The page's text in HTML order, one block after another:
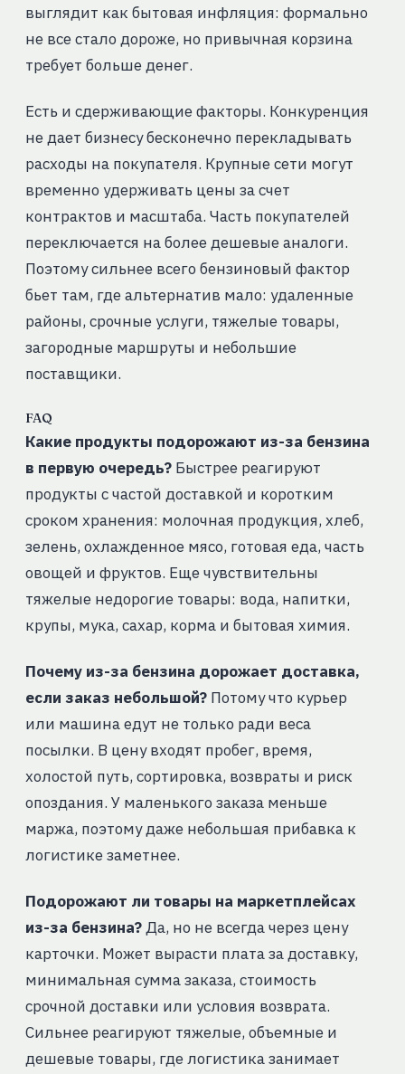
выглядит как бытовая инфляция: формально
не все стало дороже, но привычная корзина
требует больше денег.
Есть и сдерживающие факторы. Конкуренция
не дает бизнесу бесконечно перекладывать
расходы на покупателя. Крупные сети могут
временно удерживать цены за счет
контрактов и масштаба. Часть покупателей
переключается на более дешевые аналоги.
Поэтому сильнее всего бензиновый фактор
бьет там, где альтернатив мало: удаленные
районы, срочные услуги, тяжелые товары,
загородные маршруты и небольшие
поставщики.
FAQ
Какие продукты подорожают из-за бензина
в первую очередь?Быстрее реагируют
продукты с частой доставкой и коротким
сроком хранения: молочная продукция, хлеб,
зелень, охлажденное мясо, готовая еда, часть
овощей и фруктов. Еще чувствительны
тяжелые недорогие товары: вода, напитки,
крупы, мука, сахар, корма и бытовая химия.
Почему из-за бензина дорожает доставка,
если заказ небольшой?Потому что курьер
или машина едут не только ради веса
посылки. В цену входят пробег, время,
холостой путь, сортировка, возвраты и риск
опоздания. У маленького заказа меньше
маржа, поэтому даже небольшая прибавка к
логистике заметнее.
Подорожают ли товары на маркетплейсах
из-за бензина?Да, но не всегда через цену
карточки. Может вырасти плата за доставку,
минимальная сумма заказа, стоимость
срочной доставки или условия возврата.
Сильнее реагируют тяжелые, объемные и
дешевые товары, где логистика занимает